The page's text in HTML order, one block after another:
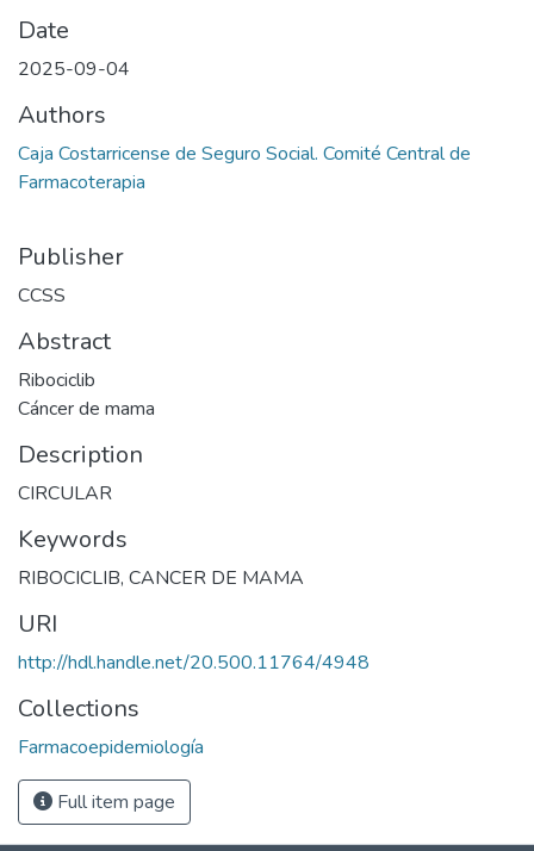
Date
2025-09-04
Authors
Caja Costarricense de Seguro Social. Comité Central de
Farmacoterapia
Publisher
CCSS
Abstract
Ribociclib
Cáncer de mama
Description
CIRCULAR
Keywords
RIBOCICLIB, CANCER DE MAMA
URI
http://hdl.handle.net/20.500.11764/4948
Collections
Farmacoepidemiología
Full item page